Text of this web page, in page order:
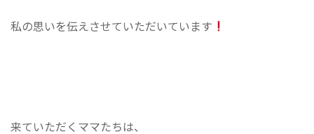
私の思いを伝えさせていただいています
来ていただくママたちは、